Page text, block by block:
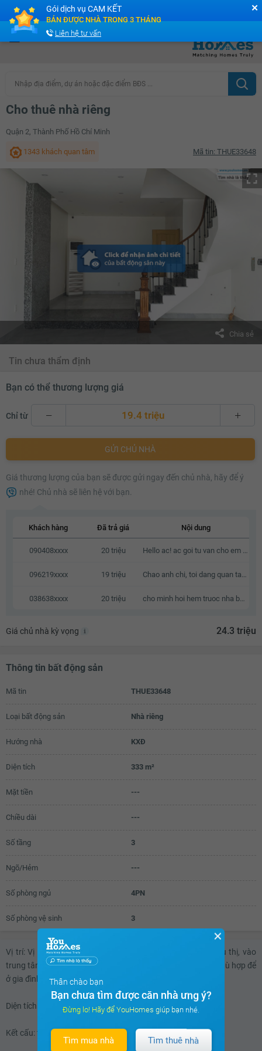
Cộng đồng Môi giới bPRO
Nhập địa điểm, dự án hoặc đặc điểm BĐS ...
Cho thuê nhà riêng
Quận 2, Thành Phố Hồ Chí Minh
1343 khách quan tâm Mã tin: THUE33648
Chia sẻ
Tin chưa thẩm định
Bạn có thể thương lượng giá
Chỉ từ 19.4 triệu
19.6 triệu
19.9 triệu
20.2 triệu
20.6 triệu
21.1 triệu
21.2 triệu
21.7 triệu
22.1 triệu
22.2 triệu
22.3 triệu
GỬI CHỦ NHÀ
Giá thương lượng của bạn sẽ được gửi ngay đến chủ nhà, hãy để ý
nhé! Chủ nhà sẽ liên hệ với bạn.
Khách hàng Đã trả giá Nội dung
090408xxxx 20 triệu
096219xxxx 19 triệu
038638xxxx 20 triệu
Giá chủ nhà kỳ vọng 24.3 triệu
Thông tin bất động sản
Mã tin THUE33648
Loại bất động sản Nhà riêng
Hướng nhà KXĐ
Diện tích 333 m²
Mặt tiền ---
Chiều dài ---
Số tầng 3
Ngõ/Hẻm ---
Số phòng ngủ 4PN
Số phòng vệ sinh 3
Vị trí: Vị trí giao thông thuận tiện đến trường học, chợ, siêu thị, vào
trung tâm thành phố quận 1 rất gần. Khu vực- An ninh rất phù hợp để
ở gia đình hoặc làm văn phòng.
Diện tích: 333(m2).
Kết cấu: trệt, 2 lầu, 4 phòng ngủ, 3 toilet.
✕
Thân chào bạn
Bạn chưa tìm được căn nhà ưng ý?
Đừng lo! Hãy để YouHomes giúp bạn nhé.
Tìm mua nhà Tìm thuê nhà
✕
Gói dịch vụ CAM KẾT
BÁN ĐƯỢC NHÀ TRONG 3 THÁNG
Liên hệ tư vấn